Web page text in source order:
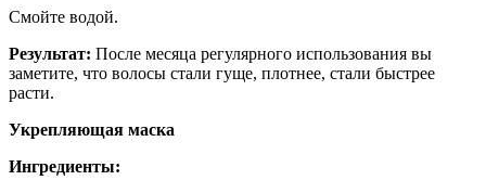
Смойте водой.
Результат: После месяца регулярного использования вы
заметите, что волосы стали гуще, плотнее, стали быстрее
расти.
Укрепляющая маска
Ингредиенты: